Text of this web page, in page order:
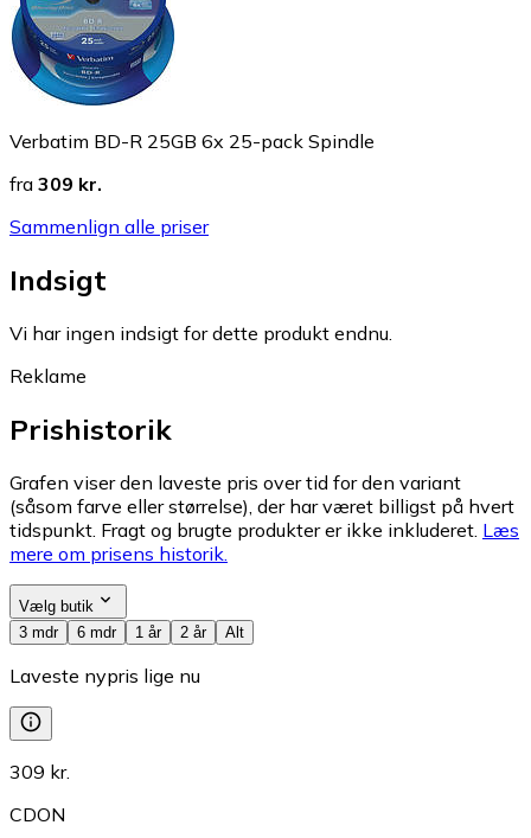
Verbatim BD-R 25GB 6x 25-pack Spindle
fra 309 kr.
Sammenlign alle priser
Indsigt
Vi har ingen indsigt for dette produkt endnu.
Reklame
Prishistorik
Grafen viser den laveste pris over tid for den variant
(såsom farve eller størrelse), der har været billigst på hvert
tidspunkt. Fragt og brugte produkter er ikke inkluderet. Læs
mere om prisens historik.
Vælg butik
3 mdr
6 mdr 1 år 2 år Alt
Laveste nypris lige nu
309 kr.
CDON